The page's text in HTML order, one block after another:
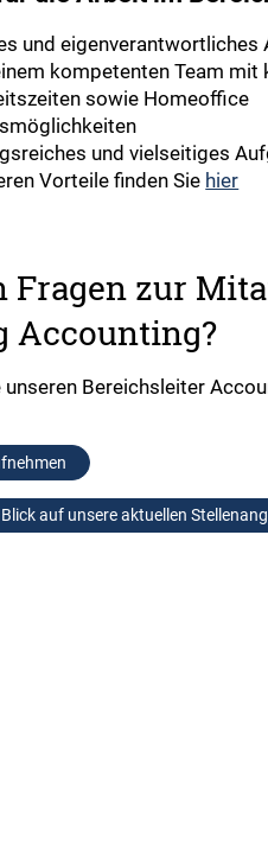
und eigenverantwortliches
kompetenten Team mit
sowie Homeoffice
und vielseitiges
Vorteile finden Sie hier
Fragen zur
Accounting?
Bereichsleiter
auf unsere aktuellen